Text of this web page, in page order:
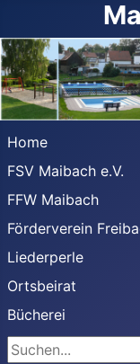
Home
FSV Maibach e.V.
FFW Maibach
Förderverein
Liederperle
Ortsbeirat
Bücherei
Suchen